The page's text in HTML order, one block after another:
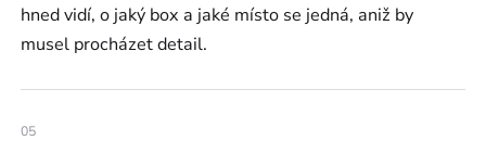
hned vidí, o jaký box a jaké místo se jedná, aniž by
musel procházet detail.
05